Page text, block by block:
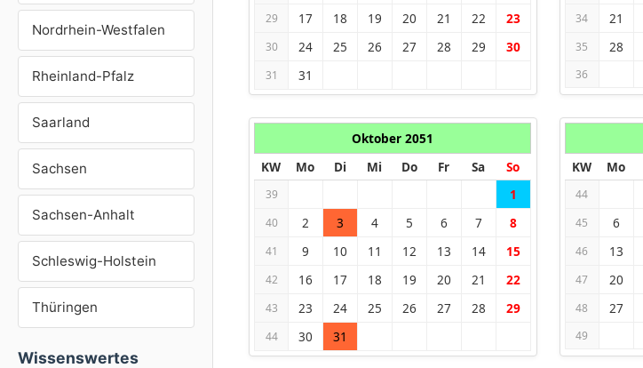
Nordrhein-Westfalen
Rheinland-Pfalz
Saarland
Sachsen
Sachsen-Anhalt
Schleswig-Holstein
Thüringen
Wissenswertes
29 17 18 19 20 21 22 23
30 24 25 26 27 28 29 30
31 31
34 21
35 28
36
Oktober 2051
KW
Mo Di Mi Do Fr Sa So
39 1
40 2 3 4 5 6 7 8
41 9 10 11 12 13 14 15
42 16 17 18 19 20 21 22
43 23 24 25 26 27 28 29
44 30 31
KW
Mo
44
45 6
46 13
47 20
48 27
49